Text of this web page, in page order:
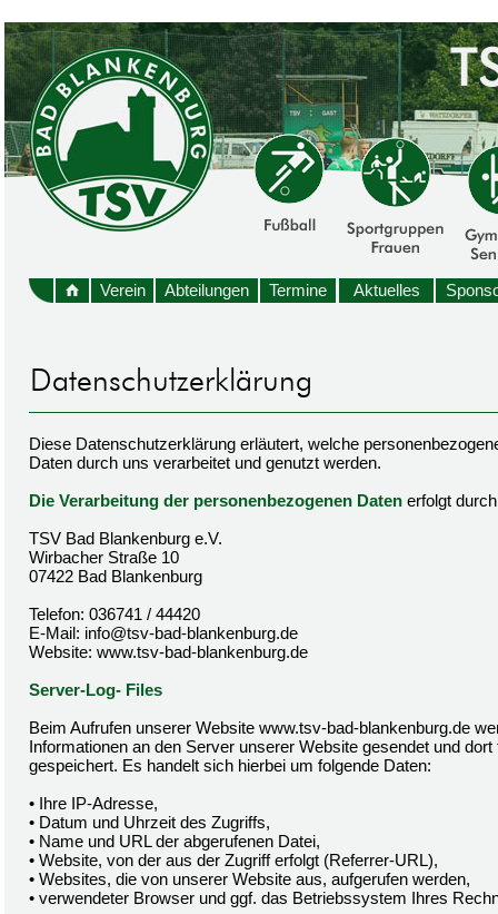
Verein Abteilungen Termine Aktuelles
Diese Datenschutzerklärung erläutert, welche
Daten durch uns verarbeitet und genutzt werden.
Die Verarbeitung der personenbezogenen Daten erfolgt
TSV Bad Blankenburg e.V.
Wirbacher Straße 10
07422 Bad Blankenburg
Telefon: 036741 / 44420
E-Mail: info@tsv-bad-blankenburg.de
Website: www.tsv-bad-blankenburg.de
Server-Log- Files
Beim Aufrufen unserer Website www.tsv-bad-blankenburg.de
Informationen an den Server unserer Website gesendet und
gespeichert. Es handelt sich hierbei um folgende Daten:
• Ihre IP-Adresse,
• Datum und Uhrzeit des Zugriffs,
• Name und URL der abgerufenen Datei,
• Website, von der aus der Zugriff erfolgt (Referrer-URL),
• Websites, die von unserer Website aus, aufgerufen werden,
• verwendeter Browser und ggf. das Betriebssystem Ihres